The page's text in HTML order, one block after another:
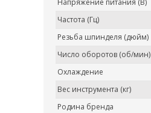
Напряжение питания (В)
Частота (Гц)
Резьба шпинделя (дюйм)
Число оборотов (об/мин)
Охлаждение
Вес инструмента (кг)
Родина бренда